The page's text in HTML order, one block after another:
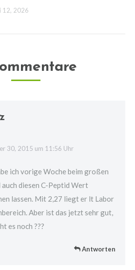
12, 2026
30, 2015 um 11:56 Uhr
ich vorige Woche beim großen
diesen C-Peptid Wert
lassen. Mit 2,27 liegt er lt Labor
Aber ist das jetzt sehr gut,
es noch ???
Antworten